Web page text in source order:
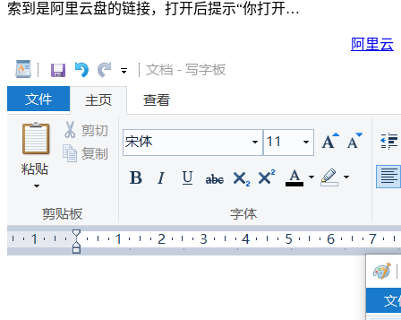
索到是阿里云盘的链接，打开后提示“你打开…
阿里云